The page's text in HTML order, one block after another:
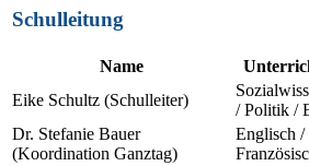
Schulleitung
Name
Eike Schultz (Schulleiter)
/ Politik /
Dr. Stefanie Bauer
(Koordination Ganztag)
Englisch /